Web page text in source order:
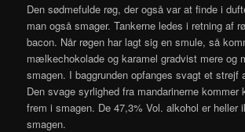
Den sødmefulde røg, der også var at finde i
man også smager. Tankerne ledes i retning af
bacon. Når røgen har lagt sig en smule, så
mælkechokolade og karamel gradvist mere og
smagen. I baggrunden opfanges svagt et strejf
Den svage syrlighed fra mandarinerne kommer
frem i smagen. De 47,3% Vol. alkohol er heller
smagen.